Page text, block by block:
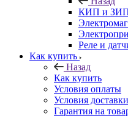
КИП и
Реле и
Как купить
Назад
Как купить
Условия оплаты
Условия доставки
Гарантия на